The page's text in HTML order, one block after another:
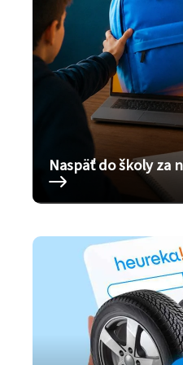
Naspäť do školy za